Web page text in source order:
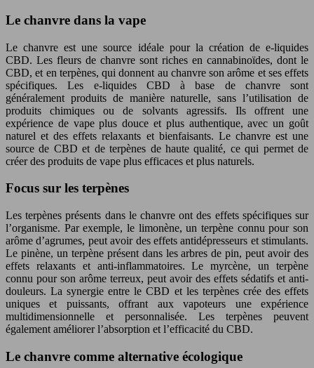
Le chanvre dans la vape
Le chanvre est une source idéale pour la création de e-liquides
CBD. Les fleurs de chanvre sont riches en cannabinoïdes, dont le
CBD, et en terpènes, qui donnent au chanvre son arôme et ses effets
spécifiques. Les e-liquides CBD à base de chanvre sont
généralement produits de manière naturelle, sans l’utilisation de
produits chimiques ou de solvants agressifs. Ils offrent une
expérience de vape plus douce et plus authentique, avec un goût
naturel et des effets relaxants et bienfaisants. Le chanvre est une
source de CBD et de terpènes de haute qualité, ce qui permet de
créer des produits de vape plus efficaces et plus naturels.
Focus sur les terpènes
Les terpènes présents dans le chanvre ont des effets spécifiques sur
l’organisme. Par exemple, le limonène, un terpène connu pour son
arôme d’agrumes, peut avoir des effets antidépresseurs et stimulants.
Le pinène, un terpène présent dans les arbres de pin, peut avoir des
effets relaxants et anti-inflammatoires. Le myrcène, un terpène
connu pour son arôme terreux, peut avoir des effets sédatifs et anti-
douleurs. La synergie entre le CBD et les terpènes crée des effets
uniques et puissants, offrant aux vapoteurs une expérience
multidimensionnelle et personnalisée. Les terpènes peuvent
également améliorer l’absorption et l’efficacité du CBD.
Le chanvre comme alternative écologique